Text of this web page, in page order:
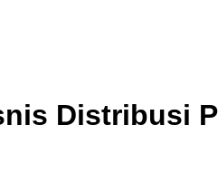
Distribusi